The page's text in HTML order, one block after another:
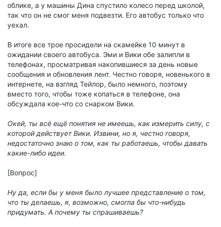
облике, а у машины Дина спустило колесо перед школой,
так что он не смог меня подвезти. Его автобус только что
уехал.
В итоге все трое просидели на скамейке 10 минут в
ожидании своего автобуса. Эми и Вики обе залипли в
телефонах, просматривая накопившиеся за день новые
сообщения и обновления лент. Честно говоря, новенького в
интернете, на взгляд Тейлор, было немного, поэтому
вместо того, чтобы тоже копаться в телефоне, она
обсуждала кое-что со снарком Вики.
Окей, ты всё ещё понятия не имеешь, как измерить силу, с
которой действует Вики. Извини, но я, честно говоря,
недостаточно знаю о том, как ты работаешь, чтобы давать
какие-либо идеи.
[Вопрос]
Ну да, если бы у меня было лучшее представление о том,
что ты делаешь, я, возможно, смогла бы что-нибудь
придумать. А почему ты спрашиваешь?